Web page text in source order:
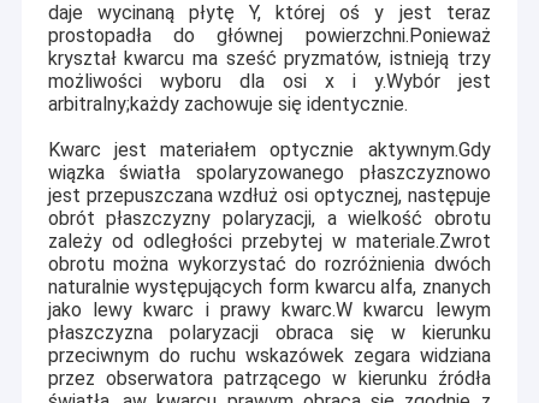
daje wycinaną płytę Y, której oś y jest teraz
prostopadła do głównej powierzchni.Ponieważ
kryształ kwarcu ma sześć pryzmatów, istnieją trzy
możliwości wyboru dla osi x i y.Wybór jest
arbitralny;każdy zachowuje się identycznie.
Kwarc jest materiałem optycznie aktywnym.Gdy
wiązka światła spolaryzowanego płaszczyznowo
jest przepuszczana wzdłuż osi optycznej, następuje
obrót płaszczyzny polaryzacji, a wielkość obrotu
zależy od odległości przebytej w materiale.Zwrot
obrotu można wykorzystać do rozróżnienia dwóch
naturalnie występujących form kwarcu alfa, znanych
jako lewy kwarc i prawy kwarc.W kwarcu lewym
płaszczyzna polaryzacji obraca się w kierunku
przeciwnym do ruchu wskazówek zegara widziana
przez obserwatora patrzącego w kierunku źródła
pomieszczenia klasy 1000, 1 biurko klasy 100,
kompletny proces czyszczenia i suszenia płytek.
Skuteczna obsługa klienta: Szybka odpowiedź RFQ i
potwierdzenie zamówienia w ciągu 24 godzin, czas
realizacji dostosowania w ciągu 4 tygodni.